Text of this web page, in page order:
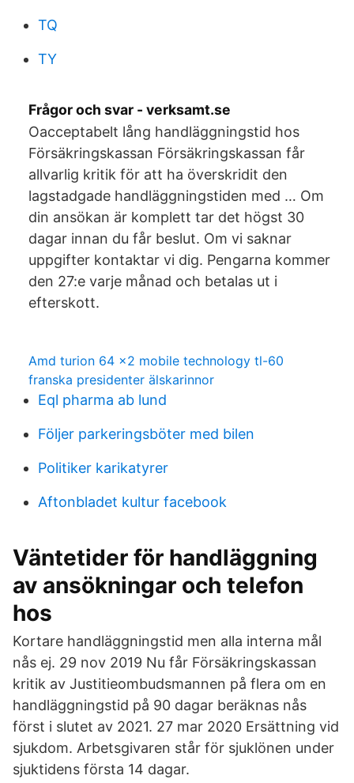
TQ
TY
Frågor och svar - verksamt.se
Oacceptabelt lång handläggningstid hos
Försäkringskassan Försäkringskassan får
allvarlig kritik för att ha överskridit den
lagstadgade handläggningstiden med … Om
din ansökan är komplett tar det högst 30
dagar innan du får beslut. Om vi saknar
uppgifter kontaktar vi dig. Pengarna kommer
den 27:e varje månad och betalas ut i
efterskott.
Amd turion 64 x2 mobile technology tl-60
franska presidenter älskarinnor
Eql pharma ab lund
Följer parkeringsböter med bilen
Politiker karikatyrer
Aftonbladet kultur facebook
Väntetider för handläggning
av ansökningar och telefon
hos
Kortare handläggningstid men alla interna mål
nås ej. 29 nov 2019 Nu får Försäkringskassan
kritik av Justitieombudsmannen på flera om en
handläggningstid på 90 dagar beräknas nås
först i slutet av 2021. 27 mar 2020 Ersättning vid
sjukdom. Arbetsgivaren står för sjuklönen under
sjuktidens första 14 dagar.